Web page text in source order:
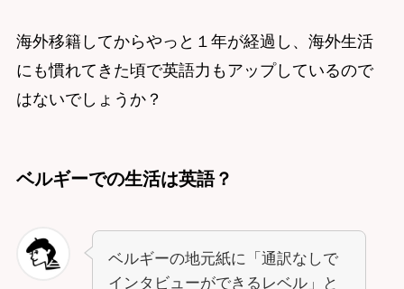
海外移籍してからやっと１年が経過し、海外生活
にも慣れてきた頃で英語力もアップしているので
はないでしょうか？
ベルギーでの生活は英語？
ベルギーの地元紙に「通訳なしで
インタビューができるレベル」と